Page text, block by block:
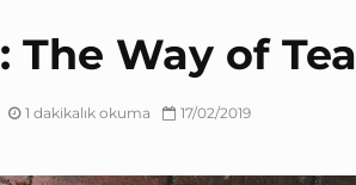
The Way of Tea
1 dakikalık okuma 17/02/2019